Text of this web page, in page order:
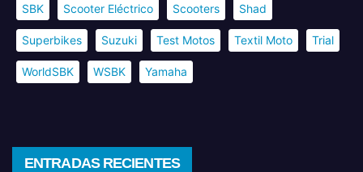
SBK Scooter Eléctrico Scooters Shad
Superbikes Suzuki Test Motos Textil Moto Trial
WorldSBK WSBK Yamaha
ENTRADAS RECIENTES